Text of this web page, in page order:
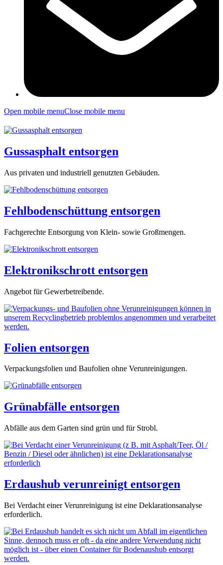
Open mobile menuClose mobile menu
Gussasphalt entsorgen
Aus privaten und industriell genutzten Gebäuden.
Fehlbodenschüttung entsorgen
Fachgerechte Entsorgung von Klein- sowie Großmengen.
Elektronikschrott entsorgen
Angebot für Gewerbetreibende.
Folien entsorgen
Verpackungsfolien und Baufolien ohne Verunreinigungen.
Grünabfälle entsorgen
Abfälle aus dem Garten sind grün und für Strobl.
Erdaushub verunreinigt entsorgen
Bei Verdacht einer Verunreinigung ist eine Deklarationsanalyse
erforderlich.